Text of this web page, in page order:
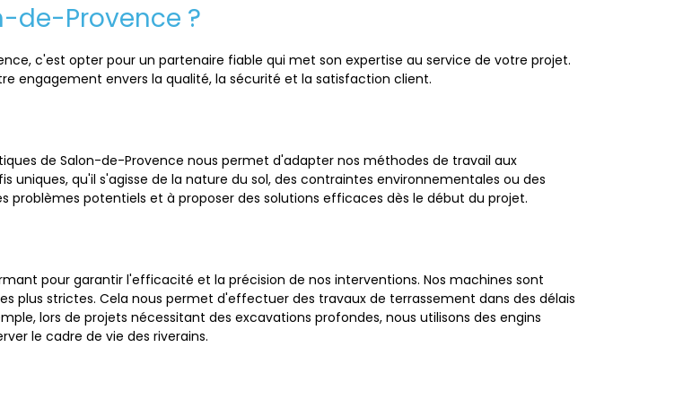
de-Provence ?
c'est opter pour un partenaire fiable qui met son expertise au service de votre projet.
engagement envers la qualité, la sécurité et la satisfaction client.
de Salon-de-Provence nous permet d'adapter nos méthodes de travail aux
uniques, qu'il s'agisse de la nature du sol, des contraintes environnementales ou des
potentiels et à proposer des solutions efficaces dès le début du projet.
pour garantir l'efficacité et la précision de nos interventions. Nos machines sont
plus strictes. Cela nous permet d'effectuer des travaux de terrassement dans des délais
lors de projets nécessitant des excavations profondes, nous utilisons des engins
le cadre de vie des riverains.